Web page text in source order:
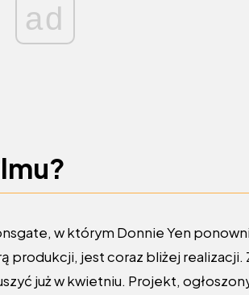
ad
w którym Donnie Yen
produkcji, jest coraz bliżej realizacji.
już w kwietniu. Projekt,